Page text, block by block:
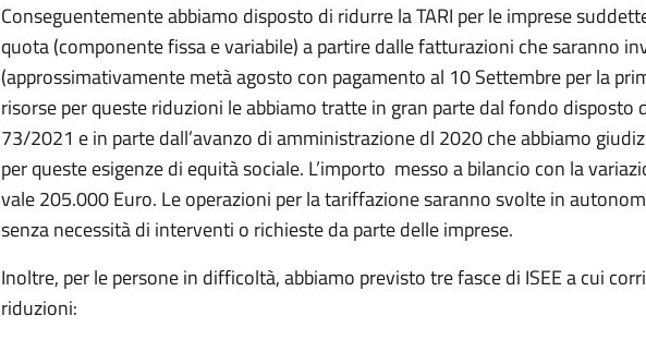
Conseguentemente abbiamo disposto di ridurre la TARI per le imprese
quota (componente fissa e variabile) a partire dalle fatturazioni che saranno
(approssimativamente metà agosto con pagamento al 10 Settembre per la
risorse per queste riduzioni le abbiamo tratte in gran parte dal fondo disposto
73/2021 e in parte dall’avanzo di amministrazione dl 2020 che abbiamo
per queste esigenze di equità sociale. L’importo messo a bilancio con la
vale 205.000 Euro. Le operazioni per la tariffazione saranno svolte in
senza necessità di interventi o richieste da parte delle imprese.
Inoltre, per le persone in difficoltà, abbiamo previsto tre fasce di ISEE a cui
riduzioni: